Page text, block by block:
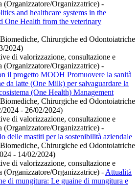
(Organizzatore/Organizzatrice) -
and healthcare systems in the
One Health from the veterinary
Chirurgiche ed Odontoiatriche
2024)
di valorizzazione, consultazione e
(Organizzatore/Organizzatrice) -
il progetto MOOH Promuovere la sanità
da latte (One Milk) per salvaguardare la
(One Health) Management
Chirurgiche ed Odontoiatriche
- 26/02/2024)
di valorizzazione, consultazione e
(Organizzatore/Organizzatrice) -
delle mastiti per la sostenibilità aziendale
Chirurgiche ed Odontoiatriche
- 14/02/2024)
di valorizzazione, consultazione e
(Organizzatore/Organizzatrice) -Attualità
di mungitura: Le guaine di mungitura e